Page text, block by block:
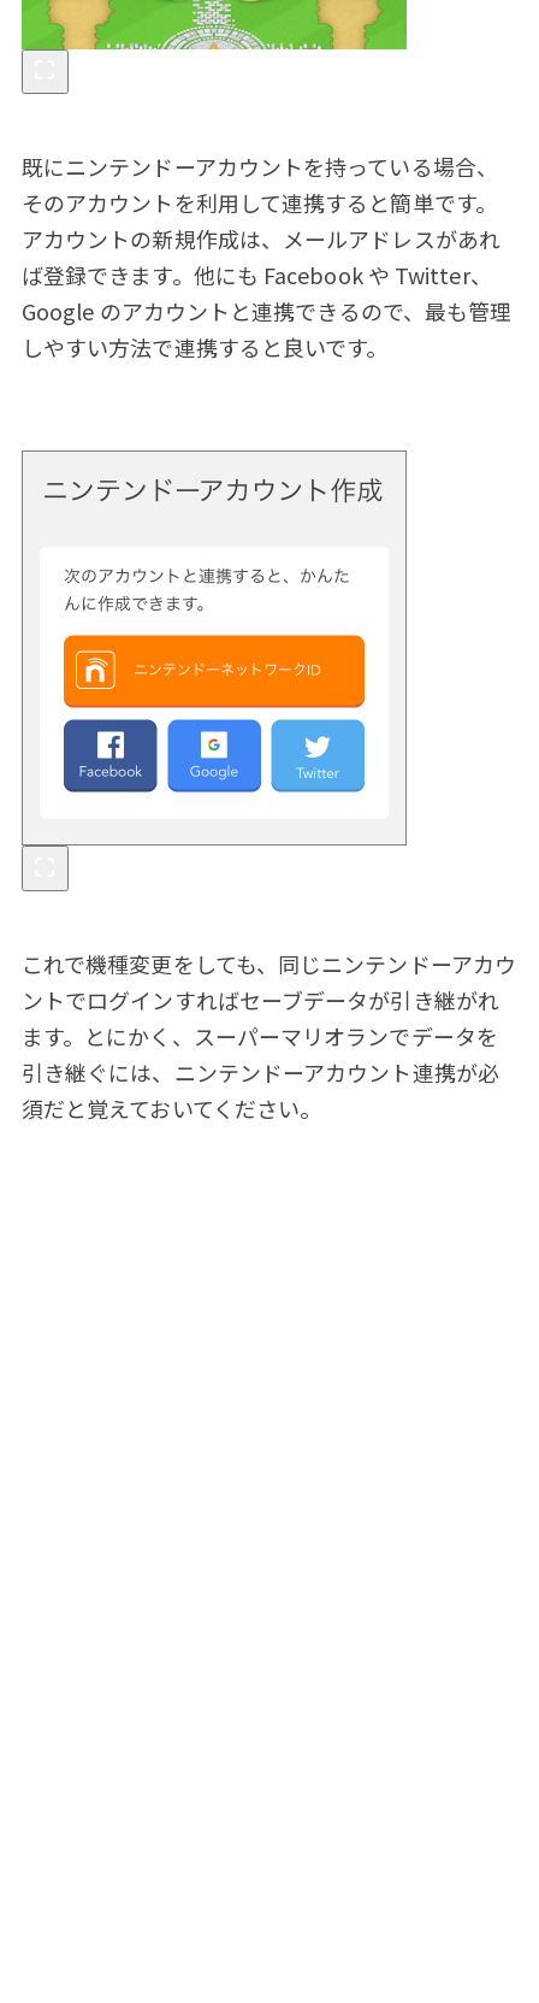
既にニンテンドーアカウントを持っている場合、
そのアカウントを利用して連携すると簡単です。
アカウントの新規作成は、メールアドレスがあれ
ば登録できます。他にも Facebook や Twitter、
Google のアカウントと連携できるので、最も管理
しやすい方法で連携すると良いです。
これで機種変更をしても、同じニンテンドーアカウ
ントでログインすればセーブデータが引き継がれ
ます。とにかく、スーパーマリオランでデータを
引き継ぐには、ニンテンドーアカウント連携が必
須だと覚えておいてください。